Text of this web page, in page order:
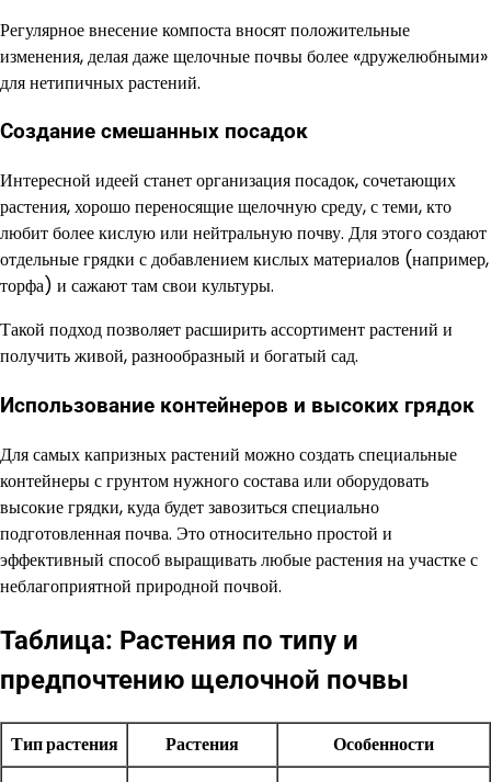
Регулярное внесение компоста вносят положительные
изменения, делая даже щелочные почвы более «дружелюбными»
для нетипичных растений.
Создание смешанных посадок
Интересной идеей станет организация посадок, сочетающих
растения, хорошо переносящие щелочную среду, с теми, кто
любит более кислую или нейтральную почву. Для этого создают
отдельные грядки с добавлением кислых материалов (например,
торфа) и сажают там свои культуры.
Такой подход позволяет расширить ассортимент растений и
получить живой, разнообразный и богатый сад.
Использование контейнеров и высоких грядок
Для самых капризных растений можно создать специальные
контейнеры с грунтом нужного состава или оборудовать
высокие грядки, куда будет завозиться специально
подготовленная почва. Это относительно простой и
эффективный способ выращивать любые растения на участке с
неблагоприятной природной почвой.
Таблица: Растения по типу и
предпочтению щелочной почвы
Тип растения Растения
Особенности